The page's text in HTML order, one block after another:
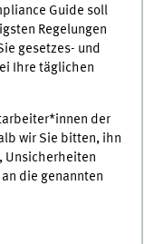
Guide soll
Regelungen
gesetzes- und
Ihre täglichen
der
wir Sie bitten, ihn
Unsicherheiten
die genannten